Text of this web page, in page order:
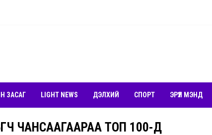
ЗАСАГ LIGHT NEWS ДЭЛХИЙ СПОРТ ЭРҮҮЛ МЭНД
ЧАНСААГААРАА ТОП 100-Д